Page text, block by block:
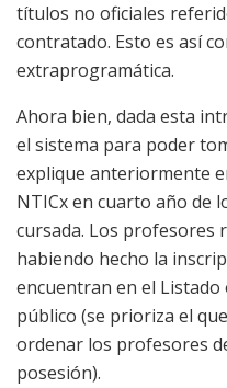
títulos no oficiales
contratado. Esto es así
extraprogramática.
Ahora bien, dada esta
el sistema para poder
explique anteriormente
NTICx en cuarto año de
cursada. Los profesores
habiendo hecho la
encuentran en el Listado
público (se prioriza el
ordenar los profesores
posesión).